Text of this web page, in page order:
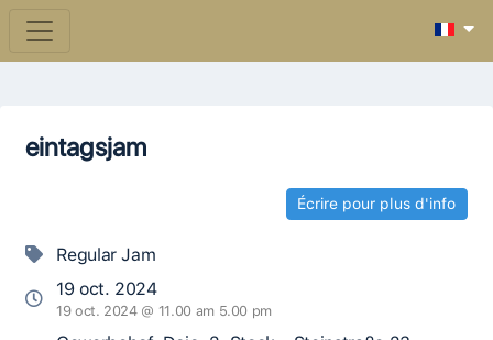
eintagsjam
Écrire pour plus d'info
Regular Jam
19 oct. 2024
19 oct. 2024 @ 11.00 am 5.00 pm